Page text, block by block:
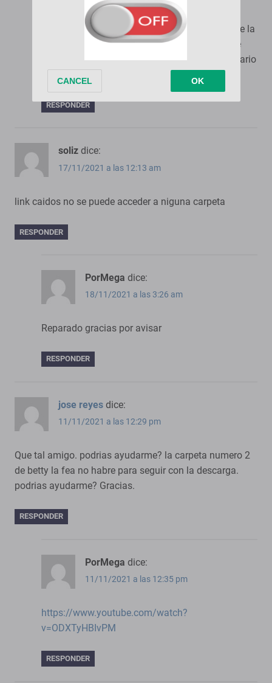
puede ser falla de origen, ya que descargada de la
versión de televisión, la versión de 1080p es de
netflix debería estar bien pero solo es para usuario
RESPONDER
soliz dice:
17/11/2021 a las 12:13 am
link caidos no se puede acceder a niguna carpeta
RESPONDER
PorMega dice:
18/11/2021 a las 3:26 am
Reparado gracias por avisar
RESPONDER
jose reyes dice:
11/11/2021 a las 12:29 pm
Que tal amigo. podrias ayudarme? la carpeta numero 2
de betty la fea no habre para seguir con la descarga.
podrias ayudarme? Gracias.
RESPONDER
PorMega dice:
11/11/2021 a las 12:35 pm
https://www.youtube.com/watch?
v=ODXTyHBIvPM
RESPONDER